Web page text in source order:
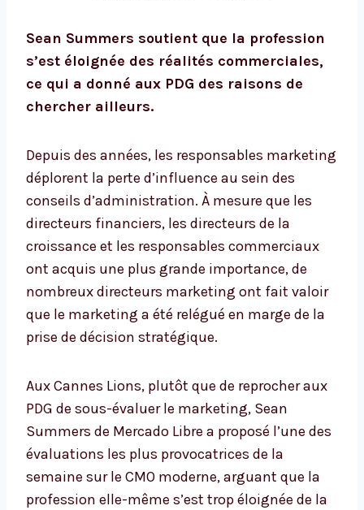
Sean Summers soutient que la profession
s’est éloignée des réalités commerciales,
ce qui a donné aux PDG des raisons de
chercher ailleurs.
Depuis des années, les responsables marketing
déplorent la perte d’influence au sein des
conseils d’administration. À mesure que les
directeurs financiers, les directeurs de la
croissance et les responsables commerciaux
ont acquis une plus grande importance, de
nombreux directeurs marketing ont fait valoir
que le marketing a été relégué en marge de la
prise de décision stratégique.
Aux Cannes Lions, plutôt que de reprocher aux
PDG de sous-évaluer le marketing, Sean
Summers de Mercado Libre a proposé l’une des
évaluations les plus provocatrices de la
semaine sur le CMO moderne, arguant que la
profession elle-même s’est trop éloignée de la